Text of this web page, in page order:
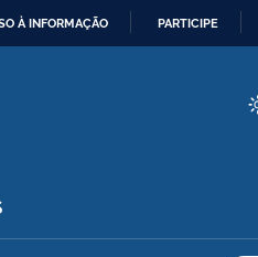
À INFORMAÇÃO PARTICIPE